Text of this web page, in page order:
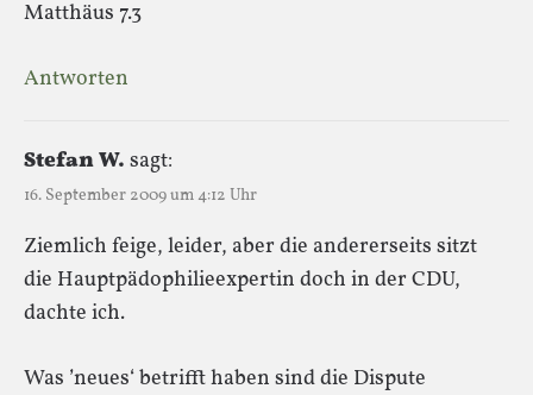
Matthäus 7.3
Antworten
Stefan W. sagt:
16. September 2009 um 4:12 Uhr
Ziemlich feige, leider, aber die andererseits sitzt
die Hauptpädophilieexpertin doch in der CDU,
dachte ich.
Was ’neues‘ betrifft haben sind die Dispute